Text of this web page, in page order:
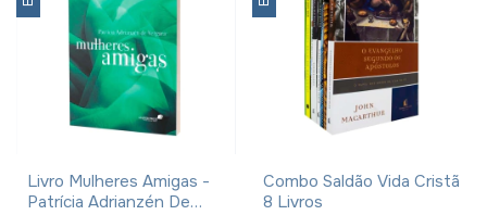
Livro Mulheres Amigas -
Patrícia Adrianzén De
Combo Saldão Vida Cristã
8 Livros